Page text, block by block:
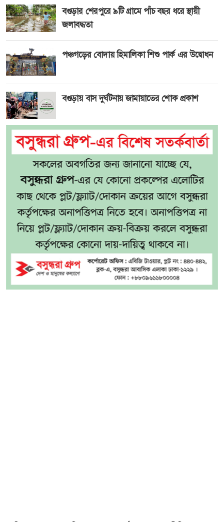
বগুড়ার শেরপুরে ৯টি গ্রামে পাঁচ বছর ধরে স্থায়ী
জলাবদ্ধতা
পঞ্চগড়ের বোদায় হিমালিকা শিশু পার্ক এর উদ্বোধন
বগুড়ায় বাস দুর্ঘটনায় জামায়াতের শোক প্রকাশ